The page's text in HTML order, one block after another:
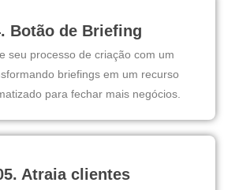
Botão de Briefing
seu processo de criação com um
briefings em um recurso
para fechar mais negócios.
Atraia clientes